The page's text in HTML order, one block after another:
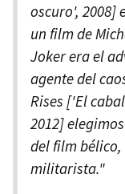
oscuro', 2008]
un film de
Joker era el
agente del
Rises ['El
2012]
del film
militarista."